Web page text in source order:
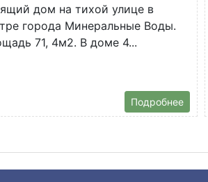
дом на тихой улице в
города Минеральные Воды.
71, 4м2. В доме 4...
Подробнее